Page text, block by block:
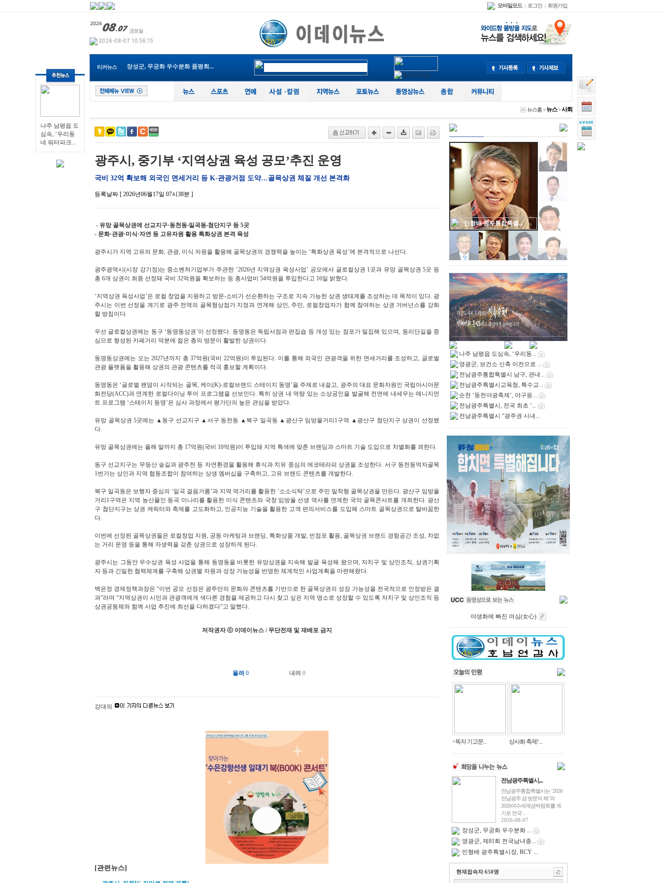
나주 남평읍 도
심속, ‘우리동
네 워터파크...
모바일모드 로그인 회원가입
티커뉴스
순천 ‘동천야광축제’, 야구응...
전남광주특별시, 전국 최초 ‘섬...
전남광주특별시, ‘영농형태양광...
나주 남평읍 도심속, ‘우리동네...
뉴스홈>뉴스>사회
광주시, 중기부 ‘지역상권 육성 공모’추진 운영
국비 32억 확보해 외국인 면세거리 등 K-관광거점 도약…골목상권 체질 개선 본격화
등록날짜 [ 2026년06월17일 07시38분 ]
- 유망 골목상권에 선교지구·동천동‧일곡동‧첨단지구 등 5곳
- 문화·관광·미식·자연 등 고유자원 활용 특화상권 본격 육성
광주시가 지역 고유의 문화, 관광, 미식 자원을 활용해 골목상권의 경쟁력을 높이는 ‘특화상권 육성’에 본격적으로 나선다.
광주광역시(시장 강기정)는 중소벤처기업부가 주관한 ‘2026년 지역상권 육성사업’ 공모에서 글로컬상권 1곳과 유망 골목상권 5곳 등
총 6개 상권이 최종 선정돼 국비 32억원을 확보하는 등 총사업비 54억원을 투입한다고 16일 밝혔다.
‘지역상권 육성사업’은 로컬 창업을 지원하고 방문-소비가 선순환하는 구조로 지속 가능한 상권 생태계를 조성하는 데 목적이 있다. 광
주시는 이번 선정을 계기로 광주 전역의 골목형상점가 지정과 연계해 상인, 주민, 로컬창업자가 함께 참여하는 상권 거버넌스를 강화
할 방침이다.
우선 글로컬상권에는 동구 ‘동명동상권’이 선정됐다. 동명동은 독립서점과 편집숍 등 개성 있는 점포가 밀집해 있으며, 동리단길을 중
심으로 형성된 카페거리 덕분에 젊은 층의 방문이 활발한 상권이다.
동명동상권에는 오는 2027년까지 총 37억원(국비 22억원)이 투입된다. 이를 통해 외국인 관광객을 위한 면세거리를 조성하고, 글로벌
관광 플랫폼을 활용해 상권의 관광 콘텐츠를 적극 홍보할 계획이다.
동명동은 ‘글로벌 팬덤이 시작되는 골목, 케이(K)-로컬브랜드 스테이지 동명’을 주제로 내걸고, 광주의 대표 문화자원인 국립아시아문
화전당(ACC)과 연계한 로컬다이닝 투어 프로그램을 선보인다. 특히 상권 내 역량 있는 소상공인을 발굴해 전면에 내세우는 매니지먼
트 프로그램 ‘스테이지 동명’은 심사 과정에서 평가단의 높은 관심을 받았다.
유망 골목상권 5곳에는 ▲동구 선교지구 ▲서구 동천동 ▲북구 일곡동 ▲광산구 임방울거리1구역 ▲광산구 첨단지구 상권이 선정됐
다.
유망 골목상권에는 올해 말까지 총 17억원(국비 10억원)이 투입돼 지역 특색에 맞춘 브랜딩과 스마트 기술 도입으로 차별화를 꾀한다.
동구 선교지구는 무등산 숲길과 광주천 등 자연환경을 활용해 휴식과 치유 중심의 에코테라피 상권을 조성한다. 서구 동천동먹자골목
1번가는 상인과 지역 협동조합이 참여하는 상생 멤버십을 구축하고, 고유 브랜드 콘텐츠를 개발한다.
북구 일곡동은 보행자 중심의 ‘일곡 걸음거름’과 지역 먹거리를 활용한 ‘소소식탁’으로 주민 밀착형 골목상권을 만든다. 광산구 임방울
거리1구역은 지역 농산물인 동곡 미나리를 활용한 미식 콘텐츠와 국창 임방울 선생 역사를 연계한 국악 골목콘서트를 개최한다. 광산
구 첨단지구는 상권 캐릭터와 축제를 고도화하고, 인공지능 기술을 활용한 고객 편의서비스를 도입해 스마트 골목상권으로 탈바꿈한
다.
이번에 선정된 골목상권들은 로컬창업 지원, 공동 마케팅과 브랜딩, 특화상품 개발, 빈점포 활용, 골목상권 브랜드 경험공간 조성, 차없
는 거리 운영 등을 통해 자생력을 갖춘 상권으로 성장하게 된다.
광주시는 그동안 우수상권 육성 사업을 통해 동명동을 비롯한 유망상권을 지속해 발굴·육성해 왔으며, 자치구 및 상인조직, 상권기획
자 등과 긴밀한 협력체계를 구축해 상권별 자원과 성장 가능성을 반영한 체계적인 사업계획을 마련해왔다.
백은정 경제정책과장은 “이번 공모 선정은 광주만의 문화와 콘텐츠를 기반으로 한 골목상권의 성장 가능성을 전국적으로 인정받은 결
과”라며 “지역상권이 시민과 관광객에게 색다른 경험을 제공하고 다시 찾고 싶은 지역 명소로 성장할 수 있도록 자치구 및 상인조직 등
상권공동체와 함께 사업 추진에 최선을 다하겠다”고 말했다.
저작권자 ⓒ 이데이뉴스 / 무단전재 및 재배포 금지
올려 0 내려 0
강대의
[관련뉴스]
민형배 광주통합특별...
나주 남평읍 도심속, ‘우리동...
영광군, 보건소 신축 이전으로 ...
전남광주통합특별시 남구, 관내...
전남광주특별시교육청, 특수교...
순천 ‘동천야광축제’, 야구응...
전남광주특별시, 전국 최초 ‘...
전남광주특별시 “광주권 시내...
야생화에 빠진 여심(女心)
<독자 기고문... 상사화 축제! ...
전남광주특별시,...
전남광주통합특별시는 ‘2026
전남광주 섬 방문의 해’와
2026여수세계섬박람회를 계
기로 전국 ...
2026-08-07
장성군, 무궁화 우수분화 ...
영광군, 제81회 전국남녀종...
민형배 광주특별시장, RCY ...
현재접속자 658명